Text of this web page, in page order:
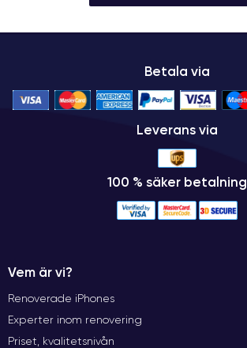
Betala via
Leverans via
100 % säker betalning
Vem är vi?
Renoverade iPhones
Experter inom renovering
Priset, kvalitetsnivån